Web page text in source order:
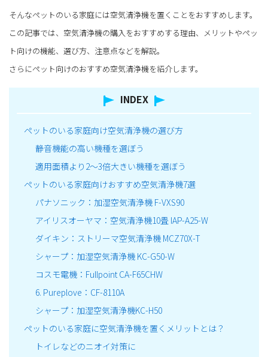
そんなペットのいる家庭には空気清浄機を置くことをおすすめします。
この記事では、空気清浄機の購入をおすすめする理由、メリットやペッ
ト向けの機能、選び方、注意点などを解説。
さらにペット向けのおすすめ空気清浄機を紹介します。
INDEX
ペットのいる家庭向け空気清浄機の選び方
静音機能の高い機種を選ぼう
適用面積より2～3倍大きい機種を選ぼう
ペットのいる家庭向けおすすめ空気清浄機7選
パナソニック：加湿空気清浄機 F-VXS90
アイリスオーヤマ：空気清浄機10畳 IAP-A25-W
ダイキン：ストリーマ空気清浄機 MCZ70X-T
シャープ：加湿空気清浄機 KC-G50-W
コスモ電機：Fullpoint CA-F65CHW
6. Pureplove：CF-8110A
シャープ：加湿空気清浄機KC-H50
ペットのいる家庭に空気清浄機を置くメリットとは？
トイレなどのニオイ対策に